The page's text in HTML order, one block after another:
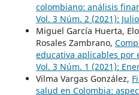
colombiano: análisis
Vol. 3 Núm. 2 (2021):
Miguel García Huerta,
Rosales Zambrano,
educativa aplicables por
Vol. 3 Núm. 1 (2021):
Vilma Vargas González,
salud en Colombia: